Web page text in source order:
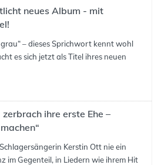
neues Album - mit
– dieses Sprichwort kennt wohl
es sich jetzt als Titel ihres neuen
ihre erste Ehe –
Kerstin Ott nie ein
im Gegenteil, in Liedern wie ihrem Hit